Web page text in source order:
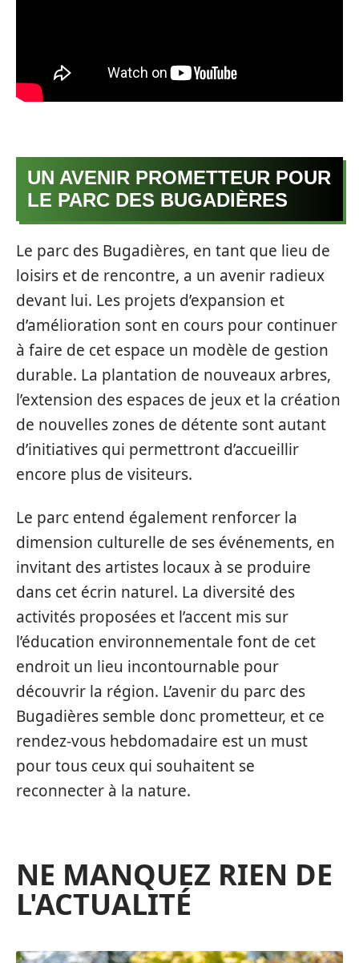
UN AVENIR PROMETTEUR POUR
LE PARC DES BUGADIÈRES
Le parc des Bugadières, en tant que lieu de
loisirs et de rencontre, a un avenir radieux
devant lui. Les projets d’expansion et
d’amélioration sont en cours pour continuer
à faire de cet espace un modèle de gestion
durable. La plantation de nouveaux arbres,
l’extension des espaces de jeux et la création
de nouvelles zones de détente sont autant
d’initiatives qui permettront d’accueillir
encore plus de visiteurs.
Le parc entend également renforcer la
dimension culturelle de ses événements, en
invitant des artistes locaux à se produire
dans cet écrin naturel. La diversité des
activités proposées et l’accent mis sur
l’éducation environnementale font de cet
endroit un lieu incontournable pour
découvrir la région. L’avenir du parc des
Bugadières semble donc prometteur, et ce
rendez-vous hebdomadaire est un must
pour tous ceux qui souhaitent se
reconnecter à la nature.
NE MANQUEZ RIEN DE
L'ACTUALITÉ